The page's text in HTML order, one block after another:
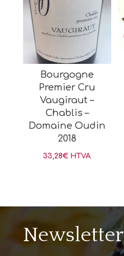
Bourgogne
Premier Cru
Vaugiraut –
Chablis –
Domaine Oudin
2018
33,28€ HTVA
Newsletter